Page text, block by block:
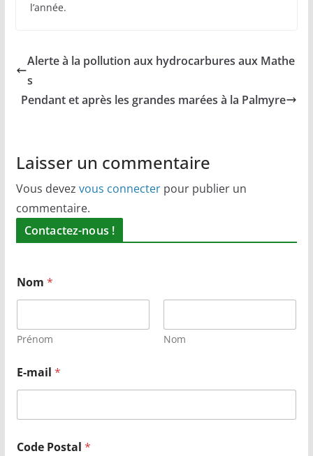
l’année.
Alerte à la pollution aux hydrocarbures aux Mathe
s
Pendant et après les grandes marées à la Palmyre
Laisser un commentaire
Vous devez vous connecterpour publier un
commentaire.
Contactez-nous !
Nom *
Prénom Nom
E-mail *
Code Postal *